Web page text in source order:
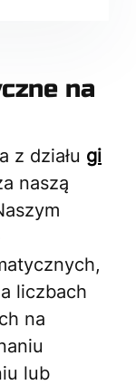
na
z działu gi
naszą
liczbach
na
lub